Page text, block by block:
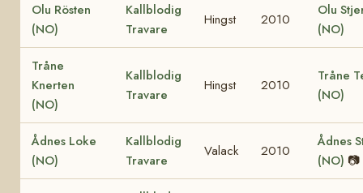
Olu Rösten
(NO)
Kallblodig
Travare
Hingst 2010
Olu
(NO)
Tråne
Knerten
(NO)
Kallblodig
Travare
Hingst 2010
Tråne
(NO)
Ådnes Loke
(NO)
Kallblodig
Travare
Valack 2010
Ådnes
(NO) 📷